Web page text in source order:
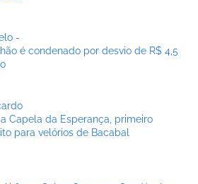
-
é condenado por desvio de R$ 4,5
Capela da Esperança, primeiro
para velórios de Bacabal